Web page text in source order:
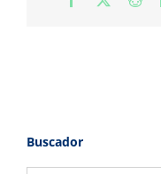
Buscador